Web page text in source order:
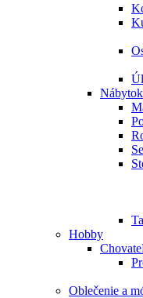
Nábytok
Hobby
Oblečenie a